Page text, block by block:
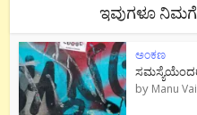
ಇವುಗಳೂ ನಿಮಗೆ
ಅಂಕಣ
by Manu